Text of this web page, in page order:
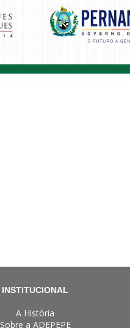
INSTITUCIONAL
A História
Sobre a ADEPEPE